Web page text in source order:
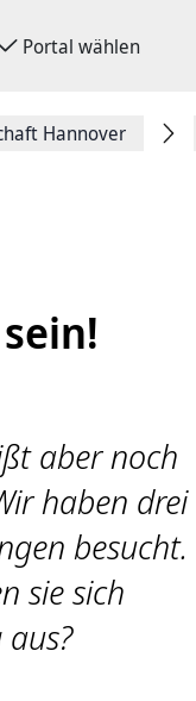
Portal wählen
Hannover
aber noch
haben drei
besucht.
sie sich